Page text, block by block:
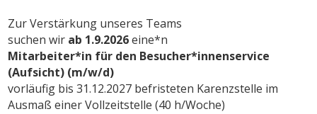
Zur Verstärkung unseres Teams
suchen wir ab 1.9.2026eine*n
Mitarbeiter*in für den Besucher*innenservice
(Aufsicht) (m/w/d)
vorläufig bis 31.12.2027 befristeten Karenzstelle im
Ausmaß einer Vollzeitstelle (40 h/Woche)